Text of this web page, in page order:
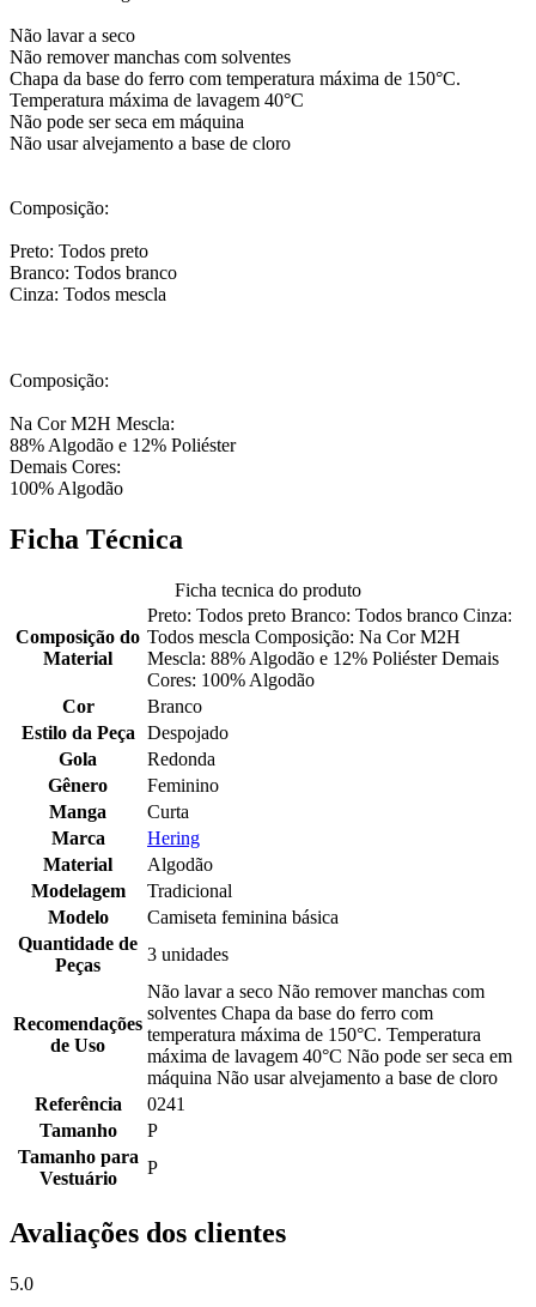
Não lavar a seco
Não remover manchas com solventes
Chapa da base do ferro com temperatura máxima de 150°C.
Temperatura máxima de lavagem 40°C
Não pode ser seca em máquina
Não usar alvejamento a base de cloro
Composição:
Preto: Todos preto
Branco: Todos branco
Cinza: Todos mescla
Composição:
Na Cor M2H Mescla:
88% Algodão e 12% Poliéster
Demais Cores:
100% Algodão
Ficha Técnica
Ficha tecnica do produto
Composição do
Material
Preto: Todos preto Branco: Todos branco Cinza:
Todos mescla Composição: Na Cor M2H
Mescla: 88% Algodão e 12% Poliéster Demais
Cores: 100% Algodão
Cor
Branco
Estilo da Peça
Despojado
Gola
Redonda
Gênero
Feminino
Manga
Curta
Marca
Hering
Material
Algodão
Modelagem
Tradicional
Modelo
Camiseta feminina básica
Quantidade de
Peças
3 unidades
Recomendações
de Uso
Não lavar a seco Não remover manchas com
solventes Chapa da base do ferro com
temperatura máxima de 150°C. Temperatura
máxima de lavagem 40°C Não pode ser seca em
máquina Não usar alvejamento a base de cloro
Referência
0241
Tamanho
P
Tamanho para
Vestuário
P
Avaliações dos clientes
5.0